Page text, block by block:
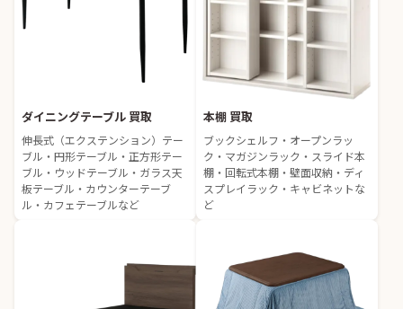
ダイニングテーブル 買取
伸長式（エクステンション）テー
ブル・円形テーブル・正方形テー
ブル・ウッドテーブル・ガラス天
板テーブル・カウンターテーブ
ル・カフェテーブルなど
本棚 買取
ブックシェルフ・オープンラッ
ク・マガジンラック・スライド本
棚・回転式本棚・壁面収納・ディ
スプレイラック・キャビネットな
ど